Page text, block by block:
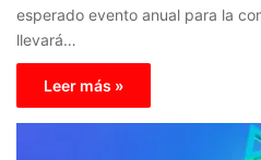
esperado evento anual para la
llevará…
Leer más »